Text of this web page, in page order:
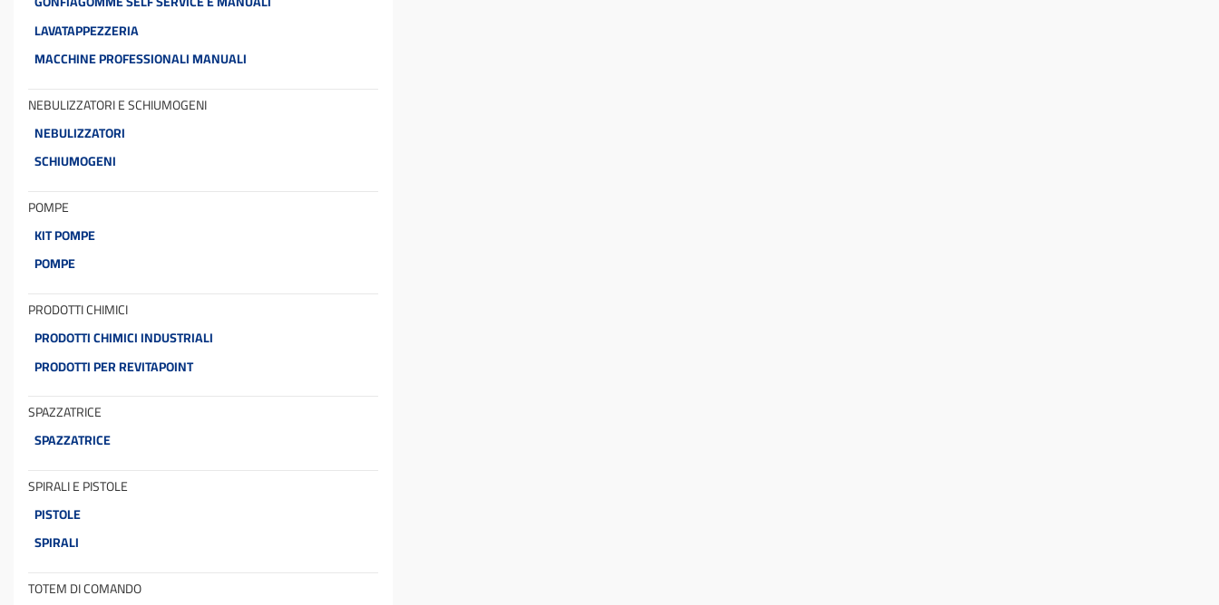
LAVATAPPEZZERIA
MACCHINE PROFESSIONALI MANUALI
NEBULIZZATORI E SCHIUMOGENI
NEBULIZZATORI
SCHIUMOGENI
POMPE
KIT POMPE
POMPE
PRODOTTI CHIMICI
PRODOTTI CHIMICI INDUSTRIALI
PRODOTTI PER REVITAPOINT
SPAZZATRICE
SPAZZATRICE
SPIRALI E PISTOLE
PISTOLE
SPIRALI
TOTEM DI COMANDO